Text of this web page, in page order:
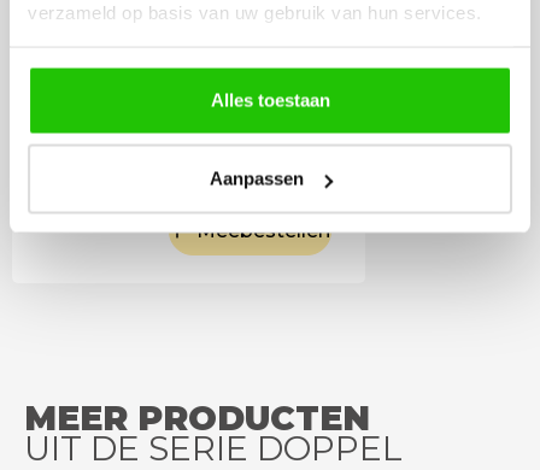
verzameld op basis van uw gebruik van hun services.
Alles toestaan
Aanpassen
16,50
Incl. BTW
Meebestellen
MEER PRODUCTEN
UIT DE SERIE DOPPEL